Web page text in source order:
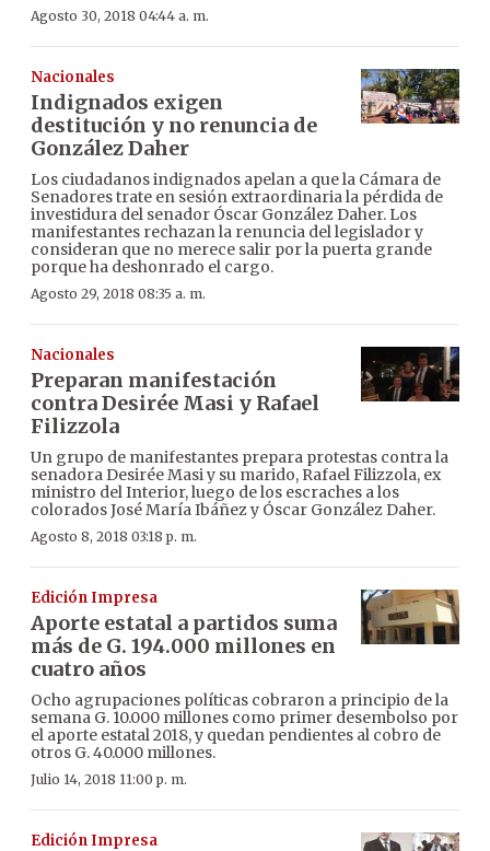
Agosto 30, 2018 04:44 a. m.
Nacionales
Indignados exigen
destitución y no renuncia de
González Daher
Los ciudadanos indignados apelan a que la Cámara de
Senadores trate en sesión extraordinaria la pérdida de
investidura del senador Óscar González Daher. Los
manifestantes rechazan la renuncia del legislador y
consideran que no merece salir por la puerta grande
porque ha deshonrado el cargo.
Agosto 29, 2018 08:35 a. m.
Nacionales
Preparan manifestación
contra Desirée Masi y Rafael
Filizzola
Un grupo de manifestantes prepara protestas contra la
senadora Desirée Masi y su marido, Rafael Filizzola, ex
ministro del Interior, luego de los escraches a los
colorados José María Ibáñez y Óscar González Daher.
Agosto 8, 2018 03:18 p. m.
Edición Impresa
Aporte estatal a partidos suma
más de G. 194.000 millones en
cuatro años
Ocho agrupaciones políticas cobraron a principio de la
semana G. 10.000 millones como primer desembolso por
el aporte estatal 2018, y quedan pendientes al cobro de
otros G. 40.000 millones.
Julio 14, 2018 11:00 p. m.
Edición Impresa